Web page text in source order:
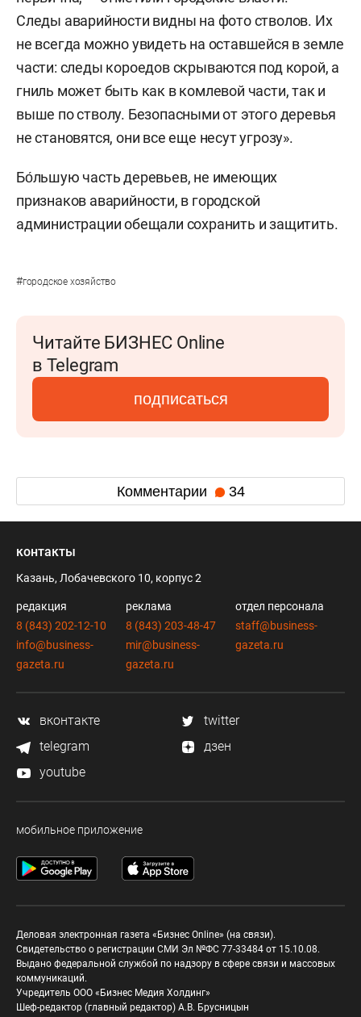
Следы аварийности видны на фото стволов. Их
не всегда можно увидеть на оставшейся в земле
части: следы короедов скрываются под корой, а
гниль может быть как в комлевой части, так и
выше по стволу. Безопасными от этого деревья
не становятся, они все еще несут угрозу».
Бо́льшую часть деревьев, не имеющих
признаков аварийности, в городской
администрации обещали сохранить и защитить.
#городское хозяйство
Читайте БИЗНЕС Online
в Telegram
подписаться
Комментарии 34
контакты
Казань, Лобачевского 10, корпус 2
редакция
8 (843) 202-12-10
info@business-
gazeta.ru
реклама
8 (843) 203-48-47
mir@business-
gazeta.ru
отдел персонала
staff@business-
gazeta.ru
вконтакте
twitter
telegram
дзен
youtube
мобильное приложение
Деловая электронная газета «Бизнес Online» (на связи).
Свидетельство о регистрации СМИ Эл №ФС 77-33484 от 15.10.08.
Выдано федеральной службой по надзору в сфере связи и массовых
коммуникаций.
Учредитель ООО «Бизнес Медия Холдинг»
Шеф-редактор (главный редактор) А.В. Брусницын